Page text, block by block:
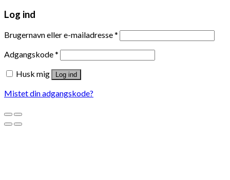
Log ind
Brugernavn eller e-mailadresse*
Adgangskode*
Husk mig
Log ind
Mistet din adgangskode?